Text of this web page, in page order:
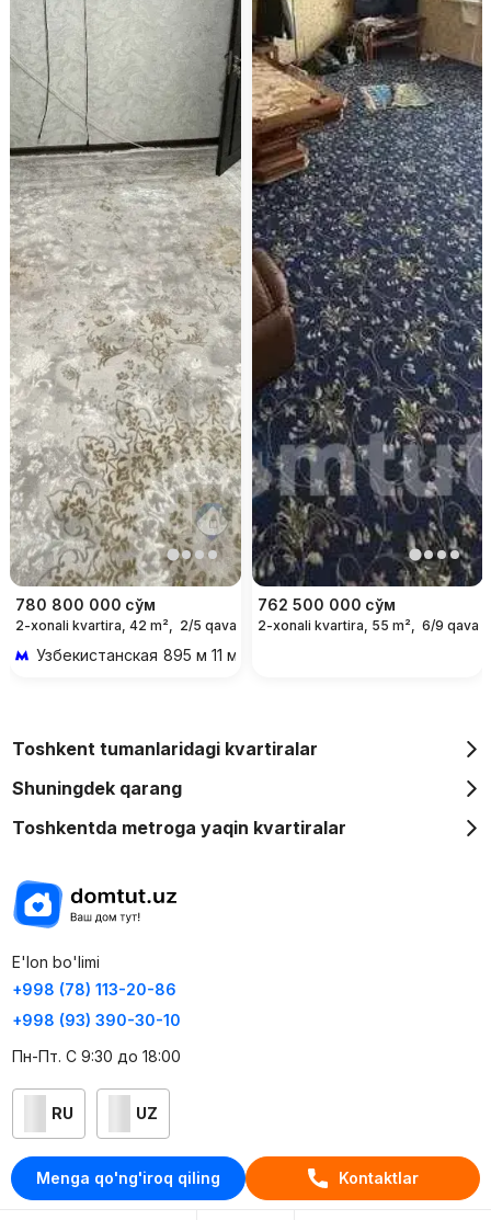
Menga qo'ng'iroq qiling Kontaktlar
780 800 000 сўм
2-xonali kvartira, 42 m², 2/5 qavat
Узбекистанская 895 м 11 мин piyoda
762 500 000 сўм
2-xonali kvartira, 55 m², 6/9 qavat
Toshkent tumanlaridagi kvartiralar
Shuningdek qarang
Toshkentda metroga yaqin kvartiralar
E'lon bo'limi
+998 (78) 113-20-86
+998 (93) 390-30-10
Пн-Пт. С 9:30 до 18:00
RU UZ
Kontaktlar